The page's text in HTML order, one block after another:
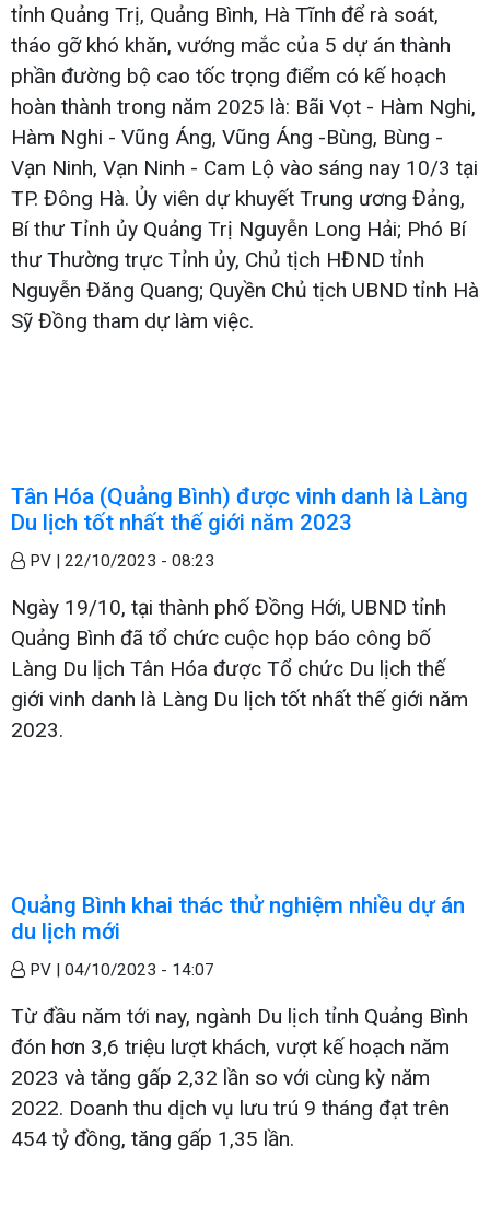
tỉnh Quảng Trị, Quảng Bình, Hà Tĩnh để rà soát,
tháo gỡ khó khăn, vướng mắc của 5 dự án thành
phần đường bộ cao tốc trọng điểm có kế hoạch
hoàn thành trong năm 2025 là: Bãi Vọt - Hàm Nghi,
Hàm Nghi - Vũng Áng, Vũng Áng -Bùng, Bùng -
Vạn Ninh, Vạn Ninh - Cam Lộ vào sáng nay 10/3 tại
TP. Đông Hà. Ủy viên dự khuyết Trung ương Đảng,
Bí thư Tỉnh ủy Quảng Trị Nguyễn Long Hải; Phó Bí
thư Thường trực Tỉnh ủy, Chủ tịch HĐND tỉnh
Nguyễn Đăng Quang; Quyền Chủ tịch UBND tỉnh Hà
Sỹ Đồng tham dự làm việc.
Tân Hóa (Quảng Bình) được vinh danh là Làng
Du lịch tốt nhất thế giới năm 2023
PV | 22/10/2023 - 08:23
Ngày 19/10, tại thành phố Đồng Hới, UBND tỉnh
Quảng Bình đã tổ chức cuộc họp báo công bố
Làng Du lịch Tân Hóa được Tổ chức Du lịch thế
giới vinh danh là Làng Du lịch tốt nhất thế giới năm
2023.
Quảng Bình khai thác thử nghiệm nhiều dự án
du lịch mới
PV | 04/10/2023 - 14:07
Từ đầu năm tới nay, ngành Du lịch tỉnh Quảng Bình
đón hơn 3,6 triệu lượt khách, vượt kế hoạch năm
2023 và tăng gấp 2,32 lần so với cùng kỳ năm
2022. Doanh thu dịch vụ lưu trú 9 tháng đạt trên
454 tỷ đồng, tăng gấp 1,35 lần.